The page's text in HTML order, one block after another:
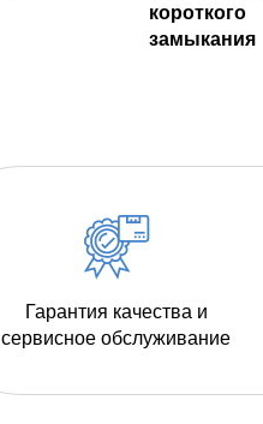
короткого
замыкания
Гарантия качества и
сервисное обслуживание